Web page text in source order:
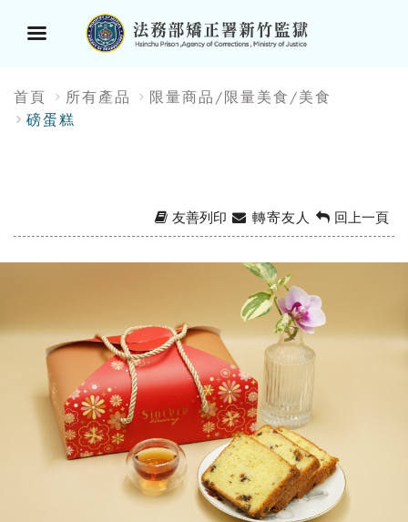
單
首頁 所有產品
限量商品/限量美食/美食
磅蛋糕
友善列印 轉寄友人 回上一頁